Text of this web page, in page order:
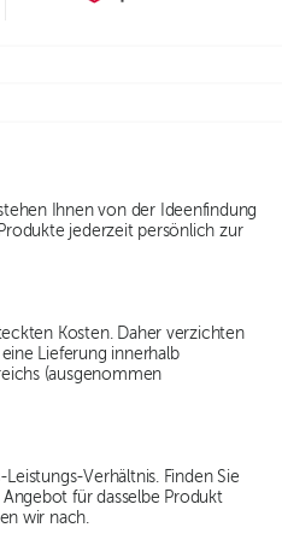
Ihnen von der Ideenfindung
jederzeit persönlich zur
Kosten. Daher verzichten
Lieferung innerhalb
(ausgenommen
Verhältnis. Finden Sie
für dasselbe Produkt
wir nach.